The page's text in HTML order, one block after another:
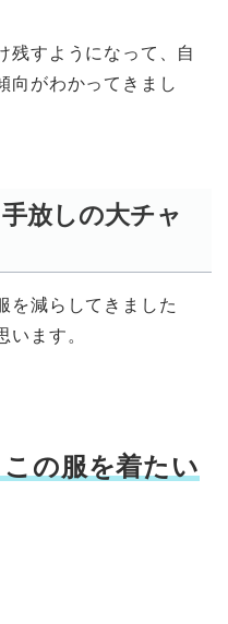
残すようになって、自
向がわかってきまし
放しの大チャ
を減らしてきました
います。
の服を着たい